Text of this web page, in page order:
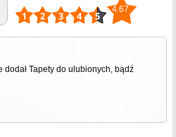
4.67
dodał Tapety do ulubionych, bądź